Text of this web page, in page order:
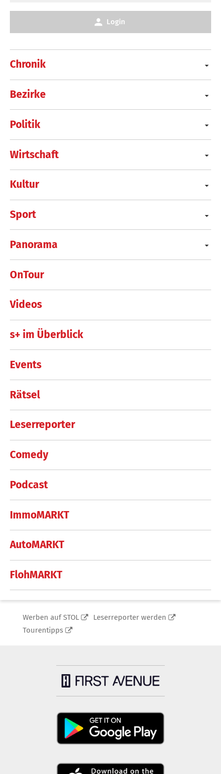
Chronik
Bezirke
Politik
Wirtschaft
Kultur
Sport
Panorama
OnTour
Videos
s+ im Überblick
Events
Rätsel
Leserreporter
Comedy
Podcast
ImmoMARKT
AutoMARKT
FlohMARKT
Login
Werben auf STOL
Leserreporter werden
Tourentipps